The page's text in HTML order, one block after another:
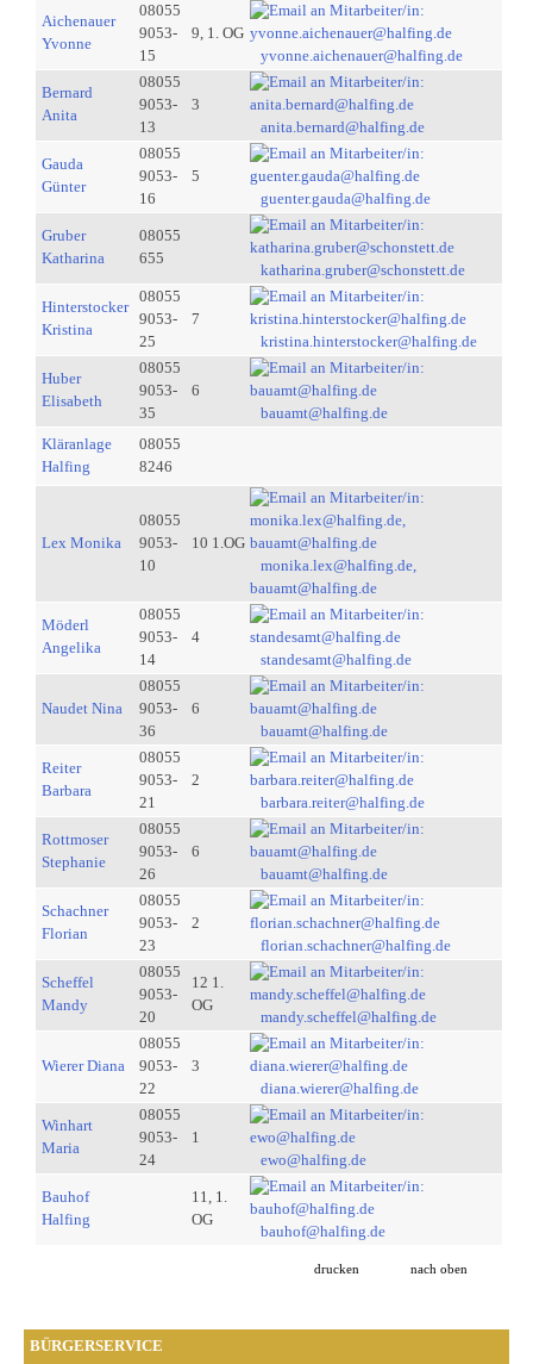
BÜRGERSERVICE
Aichenauer
Yvonne
08055
9053-
15
9, 1. OG
yvonne.aichenauer@halfing.de
Bernard
Anita
08055
9053-
13
3
anita.bernard@halfing.de
Gauda
Günter
08055
9053-
16
5
guenter.gauda@halfing.de
Gruber
Katharina
08055
655
katharina.gruber@schonstett.de
Hinterstocker
Kristina
08055
9053-
25
7
kristina.hinterstocker@halfing.de
Huber
Elisabeth
08055
9053-
35
6
bauamt@halfing.de
Kläranlage
Halfing
08055
8246
Lex Monika
08055
9053-
10
10 1.OG
monika.lex@halfing.de,
bauamt@halfing.de
Möderl
Angelika
08055
9053-
14
4
standesamt@halfing.de
Naudet Nina
08055
9053-
36
6
bauamt@halfing.de
Reiter
Barbara
08055
9053-
21
2
barbara.reiter@halfing.de
Rottmoser
Stephanie
08055
9053-
26
6
bauamt@halfing.de
Schachner
Florian
08055
9053-
23
2
florian.schachner@halfing.de
Scheffel
Mandy
08055
9053-
20
12 1.
OG
mandy.scheffel@halfing.de
Wierer Diana
08055
9053-
22
3
diana.wierer@halfing.de
Winhart
Maria
08055
9053-
24
1
ewo@halfing.de
Bauhof
Halfing
11, 1.
OG
bauhof@halfing.de
drucken nach oben